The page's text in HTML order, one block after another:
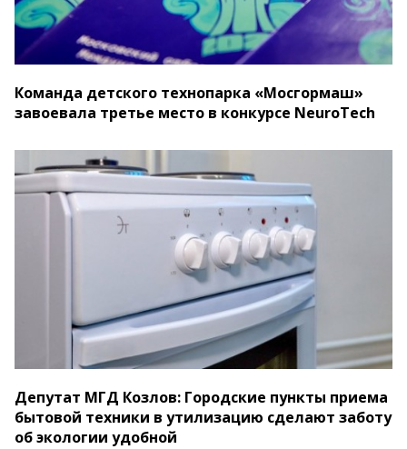
Команда детского технопарка «Мосгормаш»
завоевала третье место в конкурсе NeuroTech
Депутат МГД Козлов: Городские пункты приема
бытовой техники в утилизацию сделают заботу
об экологии удобной